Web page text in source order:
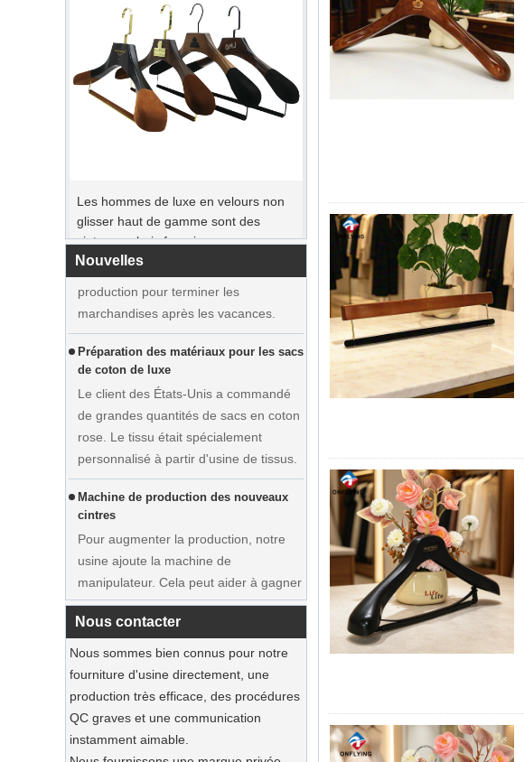
glisser haut de gamme sont des
cintres en bois fournisseur
Afficher la robe de mariée
personnalisée Velvet Henter
Vêtements Fabricant
Nouvelles
clients ont passé des commandes et
prévoyaient de commencer des
vacances. Factory se précipite en
production pour terminer les
marchandises après les vacances.
de coton de luxe
Le client des États-Unis a commandé
de grandes quantités de sacs en coton
rose. Le tissu était spécialement
personnalisé à partir d'usine de tissus.
Pour augmenter la production, notre
usine ajoute la machine de
manipulateur. Cela peut aider à gagner
du temps et de rentrer efficacement.
Exposition en France
Notre usine a participé à l'exposition en
France. Nos produits étaient populaires
parmi les visiteurs.
Les bacs de jute durables dominent
2025 Holiday Shopping‌
Nous contacter
Nous sommes bien connus pour notre
fourniture d'usine directement, une
production très efficace, des procédures
QC graves et une communication
instamment aimable.